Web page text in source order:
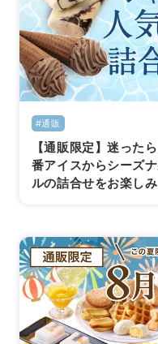
#通販
【通販限定】迷った
番アイスからシーズ
ルの詰合せをお楽し